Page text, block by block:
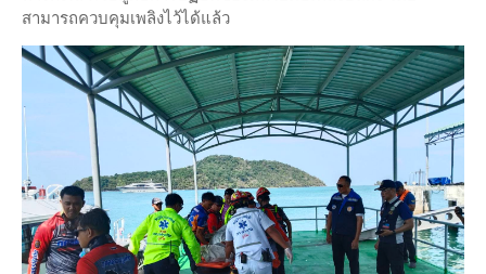
สามารถควบคุมเพลิงไว้ได้แล้ว